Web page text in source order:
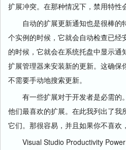
扩展冲突。在那种情况下，禁用特性
自动的扩展更新通知也是很棒的
个实例的时候，它就会自动检查已经
的时候，它就会在系统托盘中显示通
扩展管理器来安装新的更新。这确保
不需要手动地搜索更新。
有一些扩展对于开发者是必需的
他们最喜欢的扩展。在此我列出了我
它们。那很容易，并且如果你不喜欢
Visual Studio Productivity Power